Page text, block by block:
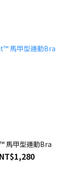
馬甲型運動Bra
NT$1,280